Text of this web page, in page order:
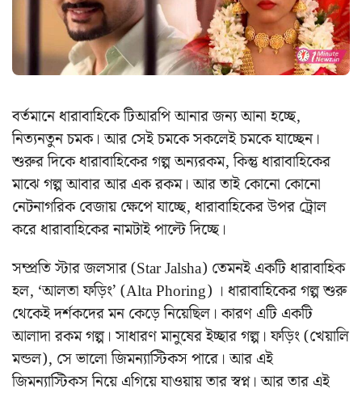
বর্তমানে ধারাবাহিকে টিআরপি আনার জন্য আনা হচ্ছে,
নিত্যনতুন চমক। আর সেই চমকে সকলেই চমকে যাচ্ছেন।
শুরুর দিকে ধারাবাহিকের গল্প অন্যরকম, কিন্তু ধারাবাহিকের
মাঝে গল্প আবার আর এক রকম। আর তাই কোনো কোনো
নেটনাগরিক বেজায় ক্ষেপে যাচ্ছে, ধারাবাহিকের উপর ট্রোল
করে ধারাবাহিকের নামটাই পাল্টে দিচ্ছে।
সম্প্রতি স্টার জলসার (Star Jalsha) তেমনই একটি ধারাবাহিক
হল, ‘আলতা ফড়িং’ (Alta Phoring) । ধারাবাহিকের গল্প শুরু
থেকেই দর্শকদের মন কেড়ে নিয়েছিল। কারণ এটি একটি
আলাদা রকম গল্প। সাধারণ মানুষের ইচ্ছার গল্প। ফড়িং (খেয়ালি
মন্ডল), সে ভালো জিমন্যাস্টিকস পারে। আর এই
জিমন্যাস্টিকস নিয়ে এগিয়ে যাওয়ায় তার স্বপ্ন। আর তার এই